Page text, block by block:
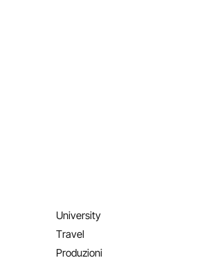
University
Travel
Produzioni